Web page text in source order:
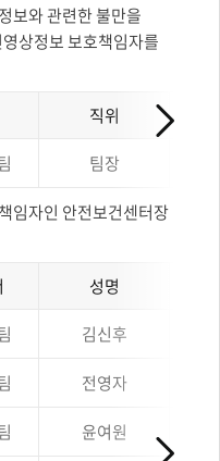
보와 관련한 불만을
상정보 보호책임자를
직위
팀장
임자인 안전보건센터장
성명
김신후
전영자
윤여원